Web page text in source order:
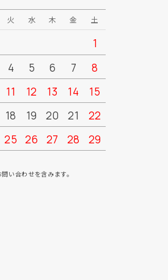
火 水 木 金 土
1
4 5 6 7
8
11 12 13 14
15
18 19 20 21
22
25 26 27 28
29
い合わせを含みます。